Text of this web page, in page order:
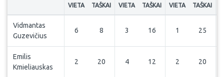
VIETA TAŠKAI VIETA TAŠKAI VIETA TAŠKAI
Vidmantas
Guzevičius
6 8 3 16 1 25
Emilis
Kmieliauskas
2 20 4 12 2 20